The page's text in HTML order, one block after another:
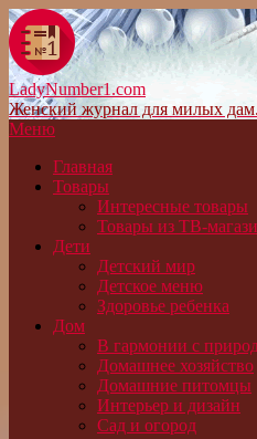
LadyNumber1.com
Женский журнал для милых дам.
Меню
Главная
Товары
Интересные товары
Товары из ТВ-
Дети
Детский мир
Детское меню
Здоровье ребенка
Дом
В гармонии с
Домашнее хозяйство
Домашние питомцы
Интерьер и дизайн
Сад и огород